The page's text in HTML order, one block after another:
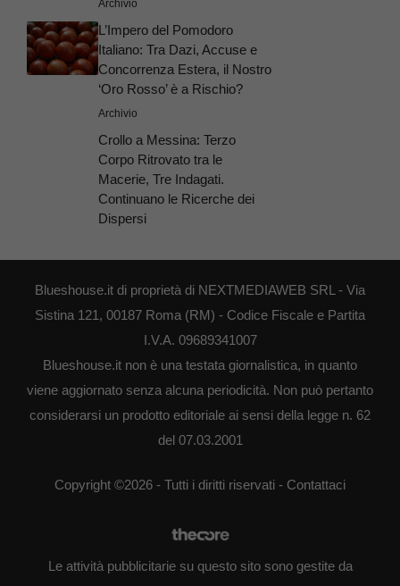
Archivio
L’Impero del Pomodoro
Italiano: Tra Dazi, Accuse e
Concorrenza Estera, il Nostro
‘Oro Rosso’ è a Rischio?
Archivio
Crollo a Messina: Terzo
Corpo Ritrovato tra le
Macerie, Tre Indagati.
Continuano le Ricerche dei
Dispersi
Blueshouse.it di proprietà di NEXTMEDIAWEB SRL - Via
Sistina 121, 00187 Roma (RM) - Codice Fiscale e Partita
I.V.A. 09689341007
Blueshouse.it non è una testata giornalistica, in quanto
viene aggiornato senza alcuna periodicità. Non può pertanto
considerarsi un prodotto editoriale ai sensi della legge n. 62
del 07.03.2001
Copyright ©2026 - Tutti i diritti riservati - Contattaci
Le attività pubblicitarie su questo sito sono gestite da